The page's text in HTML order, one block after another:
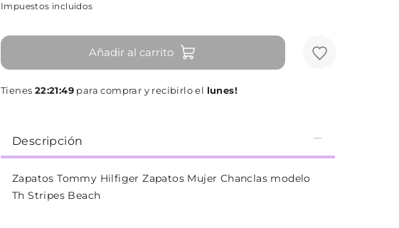
Impuestos incluidos
Añadir al carrito
Tienes 22:21:48 para comprar y recibirlo el lunes!
Descripción
Zapatos Tommy Hilfiger Zapatos Mujer Chanclas modelo
Th Stripes Beach